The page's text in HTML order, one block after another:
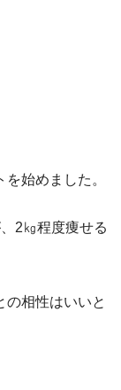
始めました。
2㎏程度痩せる
の相性はいいと